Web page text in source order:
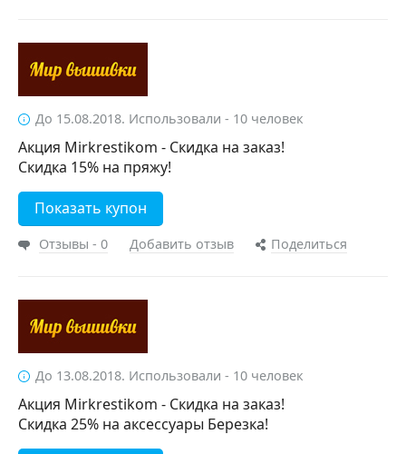
До 15.08.2018. Использовали - 10 человек
Акция Mirkrestikom - Скидка на заказ!
Скидка 15% на пряжу!
Показать купон
Отзывы - 0 Добавить отзыв Поделиться
До 13.08.2018. Использовали - 10 человек
Акция Mirkrestikom - Скидка на заказ!
Скидка 25% на аксессуары Березка!